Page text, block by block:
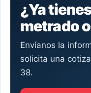
¿Ya
metrado
Envíanos la
solicita una
38.